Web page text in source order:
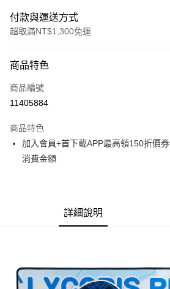
付款與運送方式
超取滿NT$1,300免運
信用卡一次付款
超商取貨付款
Apple Pay
悠遊付
全家取貨付款
商品特色
商品編號
11405884
商品特色
加入會員+首下載APP最高領150折價
消費金額
詳細說明